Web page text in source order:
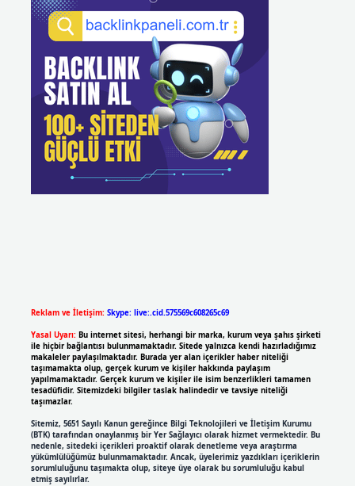
Reklam ve İletişim: Skype: live:.cid.575569c608265c69
Yasal Uyarı: Bu internet sitesi, herhangi bir marka, kurum veya şahıs şirketi
ile hiçbir bağlantısı bulunmamaktadır. Sitede yalnızca kendi hazırladığımız
makaleler paylaşılmaktadır. Burada yer alan içerikler haber niteliği
taşımamakta olup, gerçek kurum ve kişiler hakkında paylaşım
yapılmamaktadır. Gerçek kurum ve kişiler ile isim benzerlikleri tamamen
tesadüfidir. Sitemizdeki bilgiler taslak halindedir ve tavsiye niteliği
taşımazlar.
Sitemiz, 5651 Sayılı Kanun gereğince Bilgi Teknolojileri ve İletişim Kurumu
(BTK) tarafından onaylanmış bir Yer Sağlayıcı olarak hizmet vermektedir. Bu
nedenle, sitedeki içerikleri proaktif olarak denetleme veya araştırma
yükümlülüğümüz bulunmamaktadır. Ancak, üyelerimiz yazdıkları içeriklerin
sorumluluğunu taşımakta olup, siteye üye olarak bu sorumluluğu kabul
etmiş sayılırlar.